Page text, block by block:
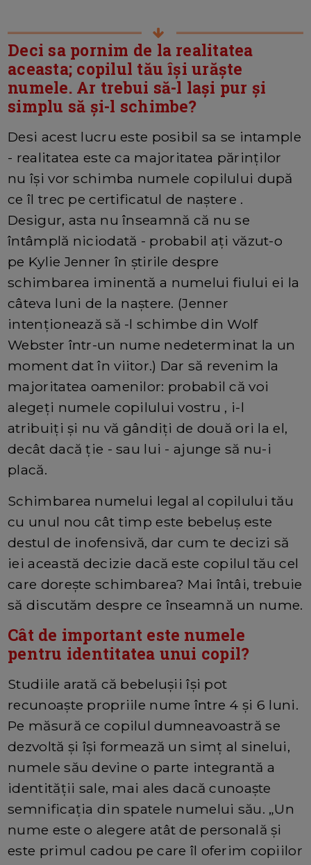
Deci sa pornim de la realitatea
aceasta; copilul tău își urăște
numele. Ar trebui să-l lași pur și
simplu să și-l schimbe?
Desi acest lucru este posibil sa se intample
- realitatea este ca majoritatea părinților
nu își vor schimba numele copilului după
ce îl trec pe certificatul de naștere .
Desigur, asta nu înseamnă că nu se
întâmplă niciodată - probabil ați văzut-o
pe Kylie Jenner în știrile despre
schimbarea iminentă a numelui fiului ei la
câteva luni de la naștere. (Jenner
intenționează să -l schimbe din Wolf
Webster într-un nume nedeterminat la un
moment dat în viitor.) Dar să revenim la
majoritatea oamenilor: probabil că voi
alegeți numele copilului vostru , i-l
atribuiți și nu vă gândiți de două ori la el,
decât dacă ție - sau lui - ajunge să nu-i
placă.
Schimbarea numelui legal al copilului tău
cu unul nou cât timp este bebeluș este
destul de inofensivă, dar cum te decizi să
iei această decizie dacă este copilul tău cel
care dorește schimbarea? Mai întâi, trebuie
să discutăm despre ce înseamnă un nume.
Cât de important este numele
pentru identitatea unui copil?
Studiile arată că bebelușii își pot
recunoaște propriile nume între 4 și 6 luni.
Pe măsură ce copilul dumneavoastră se
dezvoltă și își formează un simț al sinelui,
numele său devine o parte integrantă a
identității sale, mai ales dacă cunoaște
semnificația din spatele numelui său. „Un
nume este o alegere atât de personală și
este primul cadou pe care îl oferim copiilor